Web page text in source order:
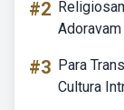
#2
#3 Para
Cultura